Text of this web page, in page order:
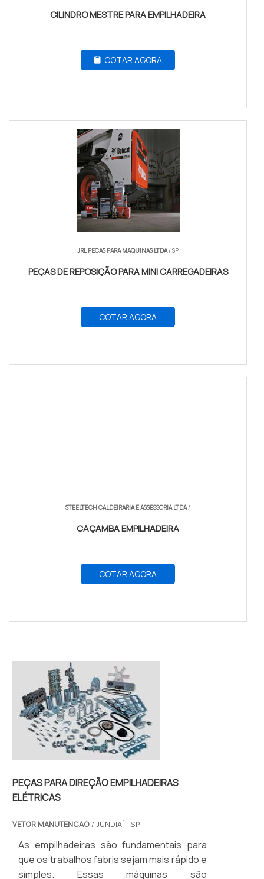
CILINDRO MESTRE PARA EMPILHADEIRA
COTAR AGORA
JRL PECAS PARA MAQUINAS LTDA/ SP
PEÇAS DE REPOSIÇÃO PARA MINI CARREGADEIRAS
COTAR AGORA
STEELTECH CALDEIRARIA E ASSESSORIA LTDA/
CAÇAMBA EMPILHADEIRA
COTAR AGORA
PEÇAS PARA DIREÇÃO EMPILHADEIRAS
ELÉTRICAS
VETOR MANUTENCAO / JUNDIAÍ - SP
As empilhadeiras são fundamentais para
que os trabalhos fabris sejam mais rápido e
simples. Essas máquinas são